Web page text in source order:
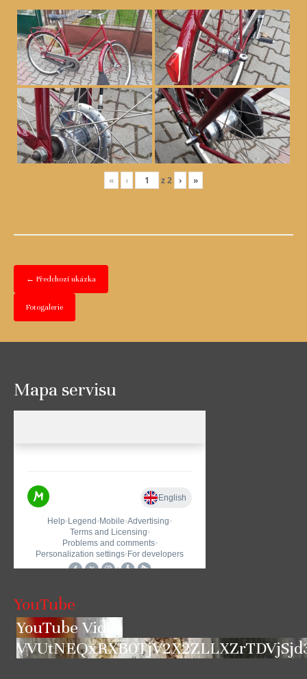
« ‹ z2 › »
← Předchozí ukázka
Fotogalerie
Mapa servisu
YouTube
YouTube Video